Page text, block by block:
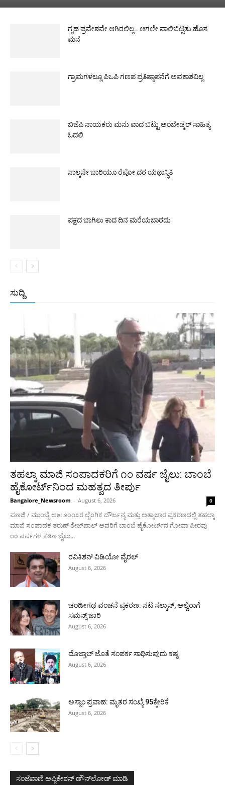
ಗೃಹ ಪ್ರವೇಶವೇ ಆಗಿರಲಿಲ್ಲ.. ಆಗಲೇ ವಾಲಿಬಿಟ್ಟಿತು ಹೊಸ
ಮನೆ
ಗ್ರಾಮಗಳಲ್ಲೂ ಪಿಒಪಿ ಗಣಪ ಪ್ರತಿಷ್ಠಾಪನೆಗೆ ಅವಕಾಶವಿಲ್ಲ
ಬಿಜೆಪಿ ನಾಯಕರು ಮನು ವಾದ ಬಿಟ್ಟು ಅಂಬೇಡ್ಕರ್ ಸಾಹಿತ್ಯ
ಓದಲಿ
ನಾಲ್ಕನೇ ಬಾರಿಯೂ ರೆಪೋ ದರ ಯಥಾಸ್ಥಿತಿ
ಪಕ್ಷದ ಬಾಗಿಲು ಕಾದ ದಿನ ಮರೆಯಬಾರದು
ಸುದ್ದಿ
ತಹಲ್ಕಾ ಮಾಜಿ ಸಂಪಾದಕರಿಗೆ ೧೦ ವರ್ಷ ಜೈಲು: ಬಾಂಬೆ
ಹೈಕೋರ್ಟ್‌ನಿಂದ ಮಹತ್ವದ ತೀರ್ಪು
Bangalore_Newsroom - August 6, 2026 0
ಪಣಜಿ / ಮುಂಬೈ ಅ೬: ೨೦೧೩ರ ಲೈಂಗಿಕ ದೌರ್ಜನ್ಯ ಮತ್ತು ಅತ್ಯಾಚಾರ ಪ್ರಕರಣದಲ್ಲಿ ತಹಲ್ಕಾ
ಮಾಜಿ ಸಂಪಾದಕ ತರುಣ್ ತೇಜ್‌ಪಾಲ್ ಅವರಿಗೆ ಬಾಂಬೆ ಹೈಕೋರ್ಟ್‌ನ ಗೋವಾ ಪೀಠವು
೧೦ ವರ್ಷಗಳ ಕಠಿಣ ಜೈಲು...
ರವಿಕಿಶನ್ ವಿಡಿಯೋ ವೈರಲ್
August 6, 2026
ಚಂಡೀಗಢ ವಂಚನೆ ಪ್ರಕರಣ: ನಟ ಸಲ್ಮಾನ್, ಅಲ್ವಿರಾಗೆ
ಸಮನ್ಸ್ ಜಾರಿ
August 6, 2026
ಮೊಜ್ತಾಬ್ ಜೊತೆ ಸಂಪರ್ಕ ಸಾಧಿಸುವುದು ಕಷ್ಟ
August 6, 2026
ಅಸ್ಸಾಂ ಪ್ರವಾಹ: ಮೃತರ ಸಂಖ್ಯೆ 95ಕ್ಕೇರಿಕೆ
August 6, 2026
ಸಂಜೆವಾಣಿ ಅಪ್ಲಿಕೇಶನ್ ಡೌನ್‌ಲೋಡ್ ಮಾಡಿ